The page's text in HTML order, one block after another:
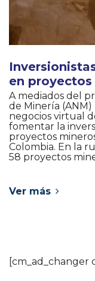
en
A mediados del
de Minería
negocios virtual
fomentar la
proyectos
Colombia. En la
58 proyectos
Ver más
[cm_ad_changer